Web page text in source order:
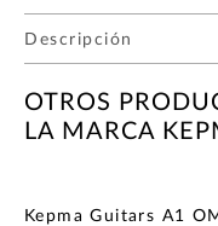
Descripción
OTROS
LA MARCA
Kepma Guitars A1